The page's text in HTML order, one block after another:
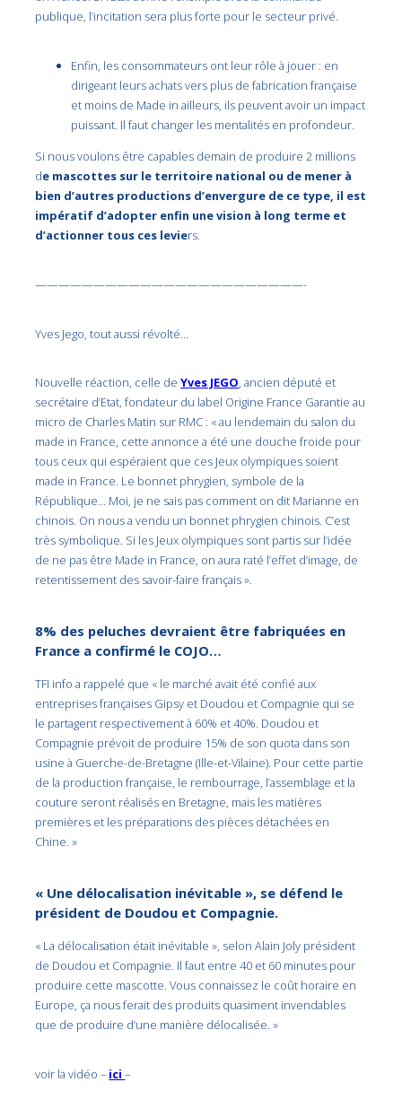
publique, l’incitation sera plus forte pour le secteur privé.
Enfin, les consommateurs ont leur rôle à jouer : en
dirigeant leurs achats vers plus de fabrication française
et moins de Made in ailleurs, ils peuvent avoir un impact
puissant. Il faut changer les mentalités en profondeur.
Si nous voulons être capables demain de produire 2 millions
de mascottes sur le territoire national ou de mener à
bien d’autres productions d’envergure de ce type, il est
impératif d’adopter enfin une vision à long terme et
d’actionner tous ces leviers.
———————————————————————-
Yves Jego, tout aussi révolté…
Nouvelle réaction, celle deYves JEGO, ancien député et
secrétaire d’Etat, fondateur du label Origine France Garantie au
micro de Charles Matin sur RMC : « au lendemain du salon du
made in France, cette annonce a été une douche froide pour
tous ceux qui espéraient que ces Jeux olympiques soient
made in France. Le bonnet phrygien, symbole de la
République… Moi, je ne sais pas comment on dit Marianne en
chinois. On nous a vendu un bonnet phrygien chinois. C’est
très symbolique. Si les Jeux olympiques sont partis sur l’idée
de ne pas être Made in France, on aura raté l’effet d’image, de
retentissement des savoir-faire français ».
8% des peluches devraient être fabriquées en
France a confirmé le COJO…
TFI info a rappelé que « le marché avait été confié aux
entreprises françaises Gipsy et Doudou et Compagnie qui se
le partagent respectivement à 60% et 40%. Doudou et
Compagnie prévoit de produire 15% de son quota dans son
usine à Guerche-de-Bretagne (Ille-et-Vilaine). Pour cette partie
de la production française, le rembourrage, l’assemblage et la
couture seront réalisés en Bretagne, mais les matières
premières et les préparations des pièces détachées en
Chine. »
« Une délocalisation inévitable », se défend le
président de Doudou et Compagnie.
« La délocalisation était inévitable », selon Alain Joly président
de Doudou et Compagnie. Il faut entre 40 et 60 minutes pour
produire cette mascotte. Vous connaissez le coût horaire en
Europe, ça nous ferait des produits quasiment invendables
que de produire d’une manière délocalisée. »
voir la vidéo – ici–